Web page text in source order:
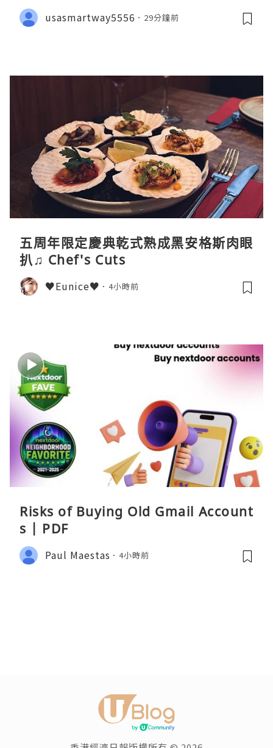
usasmartway5556 29分鐘前
五周年限定慶典乾式熟成黑安格斯肉眼
扒♫ Chef's Cuts
♥Eunice♥ 4小時前
Risks of Buying Old Gmail Account
s | PDF
Paul Maestas 4小時前